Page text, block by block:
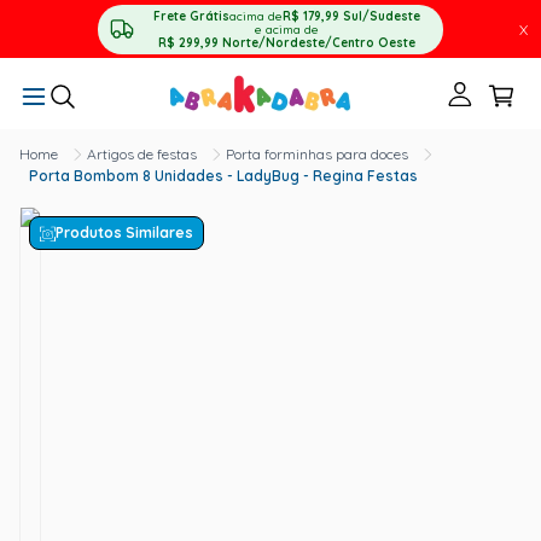
Frete Grátisacima deR$ 179,99 Sul/Sudeste
e acima de
R$ 299,99 Norte/Nordeste/Centro Oeste
X
Artigos de festas
Porta forminhas para doces
Porta Bombom 8 Unidades - LadyBug - Regina Festas
Produtos Similares